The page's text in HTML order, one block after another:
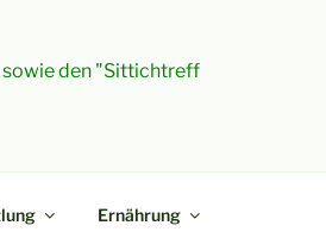
sowie den "Sittichtreff
Ernährung